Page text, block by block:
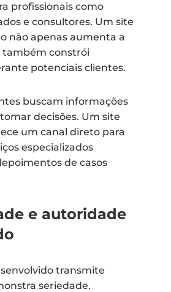
profissionais como
e consultores. Um site
não apenas aumenta a
também constrói
potenciais clientes.
buscam informações
decisões. Um site
um canal direto para
especializados
de casos
e autoridade
transmite
seriedade.